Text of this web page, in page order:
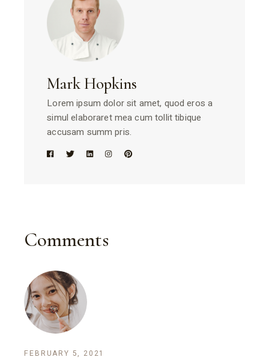
Mark Hopkins
Lorem ipsum dolor sit amet, quod eros a
simul elaboraret mea cum tollit tibique
accusam summ pris.
Comments
FEBRUARY 5, 2021